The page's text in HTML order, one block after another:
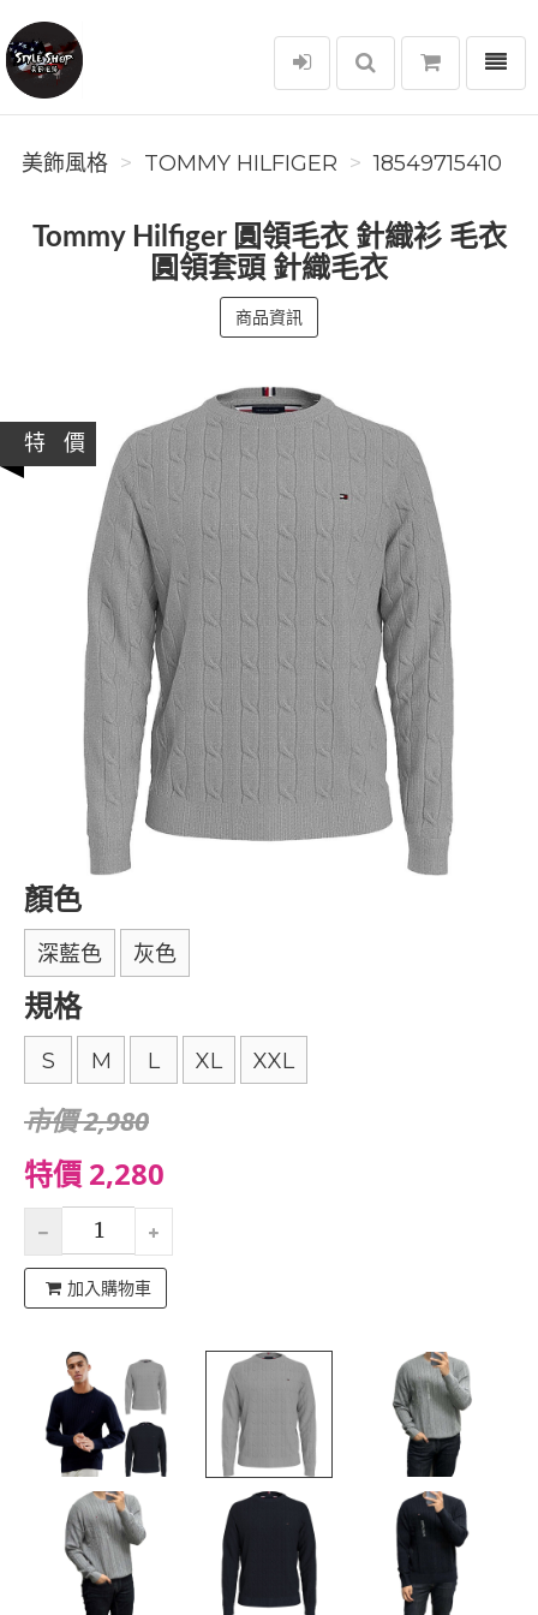
美飾風格
選單
美飾風格 TOMMY HILFIGER 18549715410
Tommy Hilfiger 圓領毛衣 針織衫 毛衣
圓領套頭 針織毛衣
商品資訊
特 價
顏色
深藍色 灰色
規格
S M L XL XXL
市價 2,980
特價 2,280
加入購物車